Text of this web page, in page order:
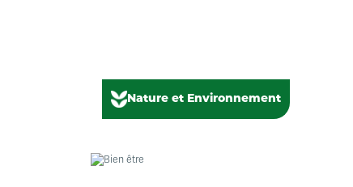
Nature et Environnement